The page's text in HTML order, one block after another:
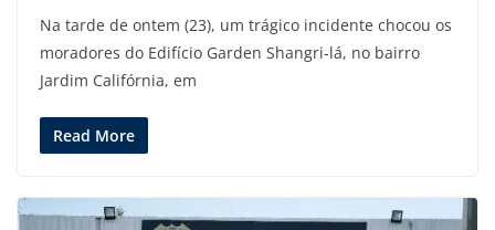
Na tarde de ontem (23), um trágico incidente chocou os
moradores do Edifício Garden Shangri-lá, no bairro
Jardim Califórnia, em
Read More